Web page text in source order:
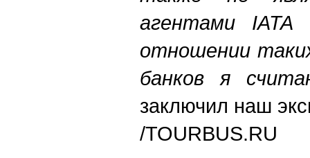
агентами
отношении
банков я
заключил наш
/TOURBUS.RU